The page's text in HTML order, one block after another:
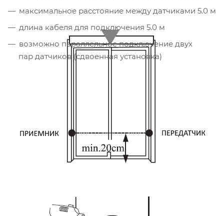
максимальное расстояние между датчиками 5.0 м
длина кабеля для подключения 5.0 м
возможно параллельное подключение двух
пар датчиков (сдвоенная установка)